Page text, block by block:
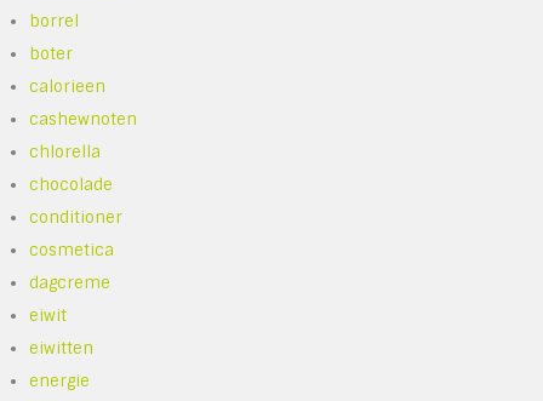
borrel
boter
calorieen
cashewnoten
chlorella
chocolade
conditioner
cosmetica
dagcreme
eiwit
eiwitten
energie